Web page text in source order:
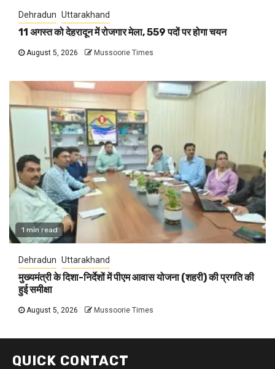
Dehradun Uttarakhand
11 अगस्त को देहरादून में रोजगार मेला, 559 पदों पर होगा चयन
August 5, 2026 Mussoorie Times
1 min read
Dehradun Uttarakhand
मुख्यमंत्री के दिशा-निर्देशों में पीएम आवास योजना (शहरी) की प्रगति की
हुई समीक्षा
August 5, 2026 Mussoorie Times
QUICK CONTACT